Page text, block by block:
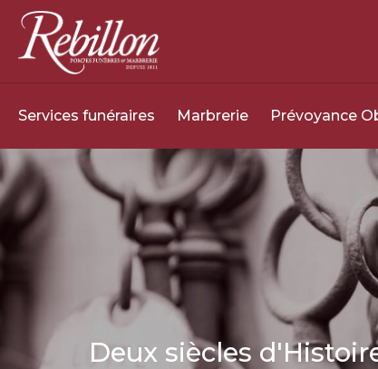
Services funéraires Marbrerie Prévoyance
Deux siècles